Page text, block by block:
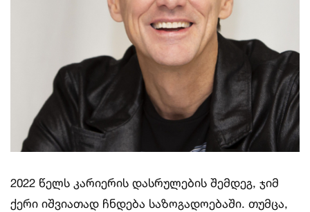
2022 წელს კარიერის დასრულების შემდეგ, ჯიმ
ქერი იშვიათად ჩნდება საზოგადოებაში. თუმცა,